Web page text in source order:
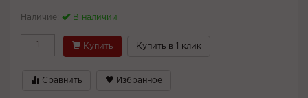
Наличие: В наличии
Купить Купить в 1 клик
Сравнить Избранное